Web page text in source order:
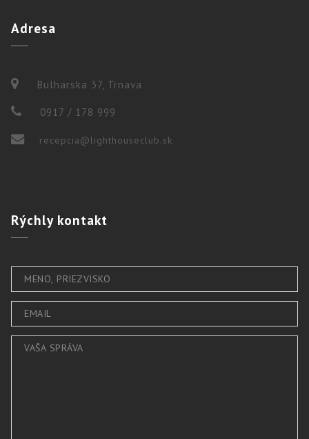
Adresa
Bulharska 37, Trnava
0917 / 178 999
recepcia@lighthouseclub.sk
Rýchlykontakt